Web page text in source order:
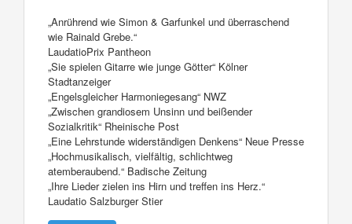
„Anrührend wie Simon & Garfunkel und überraschend
wie Rainald Grebe.“
LaudatioPrix Pantheon
„Sie spielen Gitarre wie junge Götter“ Kölner
Stadtanzeiger
„Engelsgleicher Harmoniegesang“ NWZ
„Zwischen grandiosem Unsinn und beißender
Sozialkritik“ Rheinische Post
„Eine Lehrstunde widerständigen Denkens“ Neue Presse
„Hochmusikalisch, vielfältig, schlichtweg
atemberaubend.“ Badische Zeitung
„Ihre Lieder zielen ins Hirn und treffen ins Herz.“
Laudatio Salzburger Stier